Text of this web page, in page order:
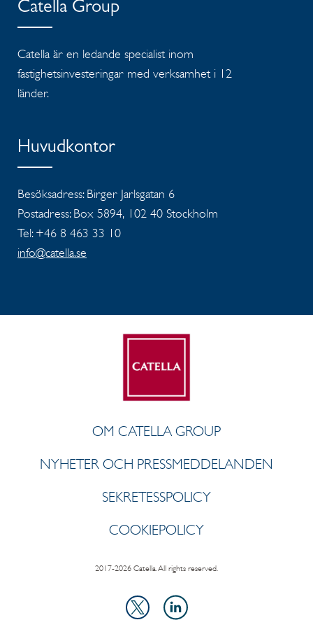
Catella Group
Catella är en ledande specialist inom
fastighetsinvesteringar med verksamhet i 12
länder.
Huvudkontor
Besöksadress: Birger Jarlsgatan 6
Postadress: Box 5894, 102 40 Stockholm
Tel: +46 8 463 33 10
info@catella.se
OM CATELLA GROUP
NYHETER OCH PRESSMEDDELANDEN
SEKRETESSPOLICY
COOKIEPOLICY
2017-2026 Catella. All rights reserved.
X
LinkedIn